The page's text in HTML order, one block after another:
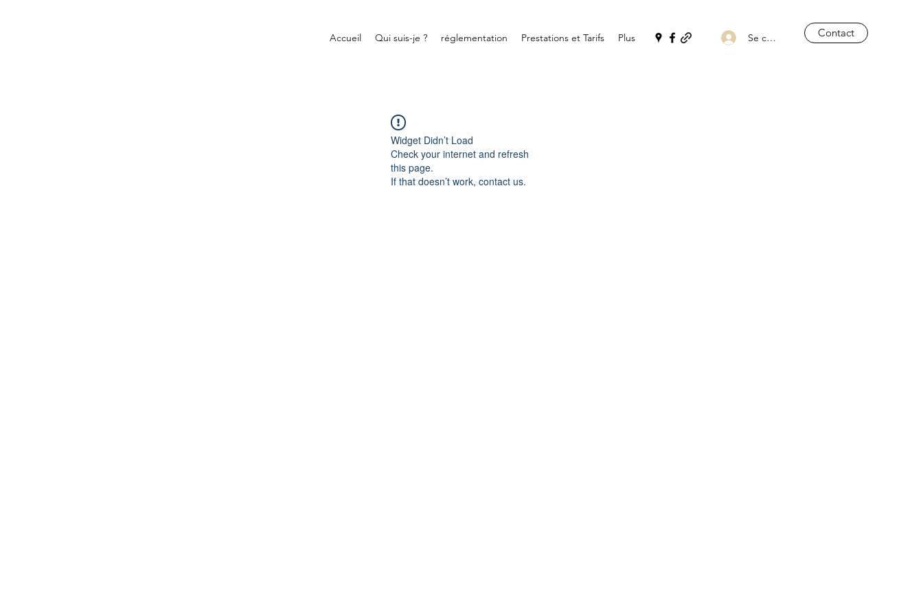
Accueil Qui suis-je ? réglementation Prestations et Tarifs Plus Se connecter Contact
Widget Didn’t Load
Check your internet and refresh
this page.
If that doesn’t work, contact us.